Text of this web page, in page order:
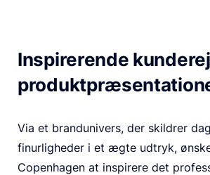
Inspirerende
Via et brandunivers, der skildrer
finurligheder i et ægte udtryk,
Copenhagen at inspirere det